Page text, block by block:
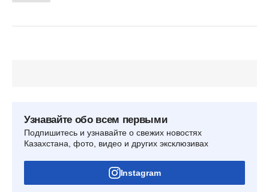
Узнавайте обо всем первыми
Подпишитесь и узнавайте о свежих новостях
Казахстана, фото, видео и других эксклюзивах
Instagram